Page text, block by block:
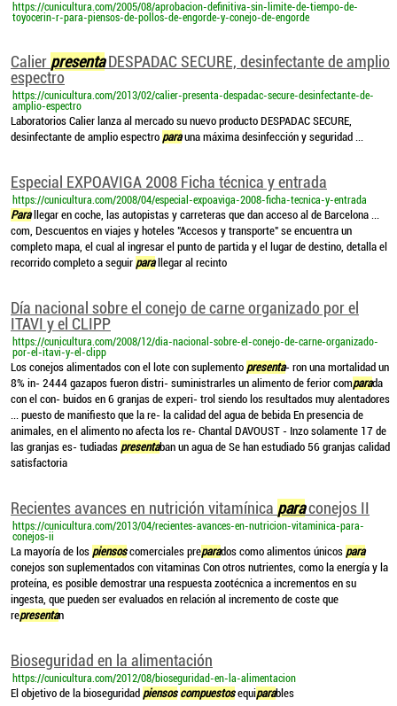
https://cunicultura.com/2005/08/aprobacion-definitiva-sin-limite-de-tiempo-de-
toyocerin-r-para-piensos-de-pollos-de-engorde-y-conejo-de-engorde
Calier presentaDESPADAC SECURE, desinfectante de amplio
espectro
https://cunicultura.com/2013/02/calier-presenta-despadac-secure-desinfectante-de-
amplio-espectro
Laboratorios Calier lanza al mercado su nuevo producto DESPADAC SECURE,
desinfectante de amplio espectro parauna máxima desinfección y seguridad ...
Especial EXPOAVIGA 2008 Ficha técnica y entrada
https://cunicultura.com/2008/04/especial-expoaviga-2008-ficha-tecnica-y-entrada
Parallegar en coche, las autopistas y carreteras que dan acceso al de Barcelona ...
com, Descuentos en viajes y hoteles "Accesos y transporte" se encuentra un
completo mapa, el cual al ingresar el punto de partida y el lugar de destino, detalla el
recorrido completo a seguir parallegar al recinto
Día nacional sobre el conejo de carne organizado por el
ITAVI y el CLIPP
https://cunicultura.com/2008/12/dia-nacional-sobre-el-conejo-de-carne-organizado-
por-el-itavi-y-el-clipp
Los conejos alimentados con el lote con suplemento presenta- ron una mortalidad un
8% in- 2444 gazapos fueron distri- suministrarles un alimento de ferior comparada
con el con- buidos en 6 granjas de experi- trol siendo los resultados muy alentadores
... puesto de manifiesto que la re- la calidad del agua de bebida En presencia de
animales, en el alimento no afecta los re- Chantal DAVOUST - Inzo solamente 17 de
las granjas es- tudiadas presentaban un agua de Se han estudiado 56 granjas calidad
satisfactoria
Recientes avances en nutrición vitamínica paraconejos II
https://cunicultura.com/2013/04/recientes-avances-en-nutricion-vitaminica-para-
conejos-ii
La mayoría de los piensoscomerciales preparados como alimentos únicos para
conejos son suplementados con vitaminas Con otros nutrientes, como la energía y la
proteína, es posible demostrar una respuesta zootécnica a incrementos en su
ingesta, que pueden ser evaluados en relación al incremento de coste que
representan
Bioseguridad en la alimentación
https://cunicultura.com/2012/08/bioseguridad-en-la-alimentacion
El objetivo de la bioseguridad piensos compuestosequiparables